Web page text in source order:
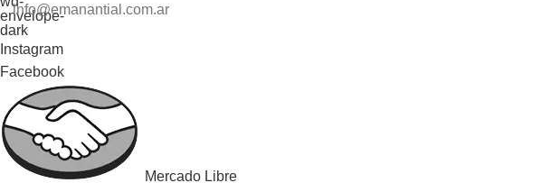
info@emanantial.com.ar
Instagram
Facebook
Mercado Libre